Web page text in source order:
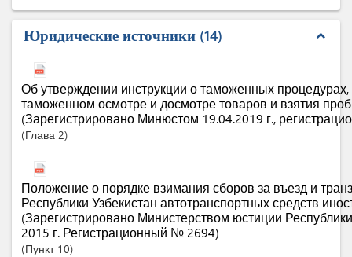
Юридические источники 14 expand_less
Об утверждении инструкции о таможенных
таможенном осмотре и досмотре товаров и взятия
(Зарегистрировано Минюстом 19.04.2019 г.,
Глава 2
Положение о порядке взимания сборов за въезд и
Республики Узбекистан автотранспортных средств
(Зарегистрировано Министерством юстиции
2015 г. Регистрационный № 2694)
Пункт 10